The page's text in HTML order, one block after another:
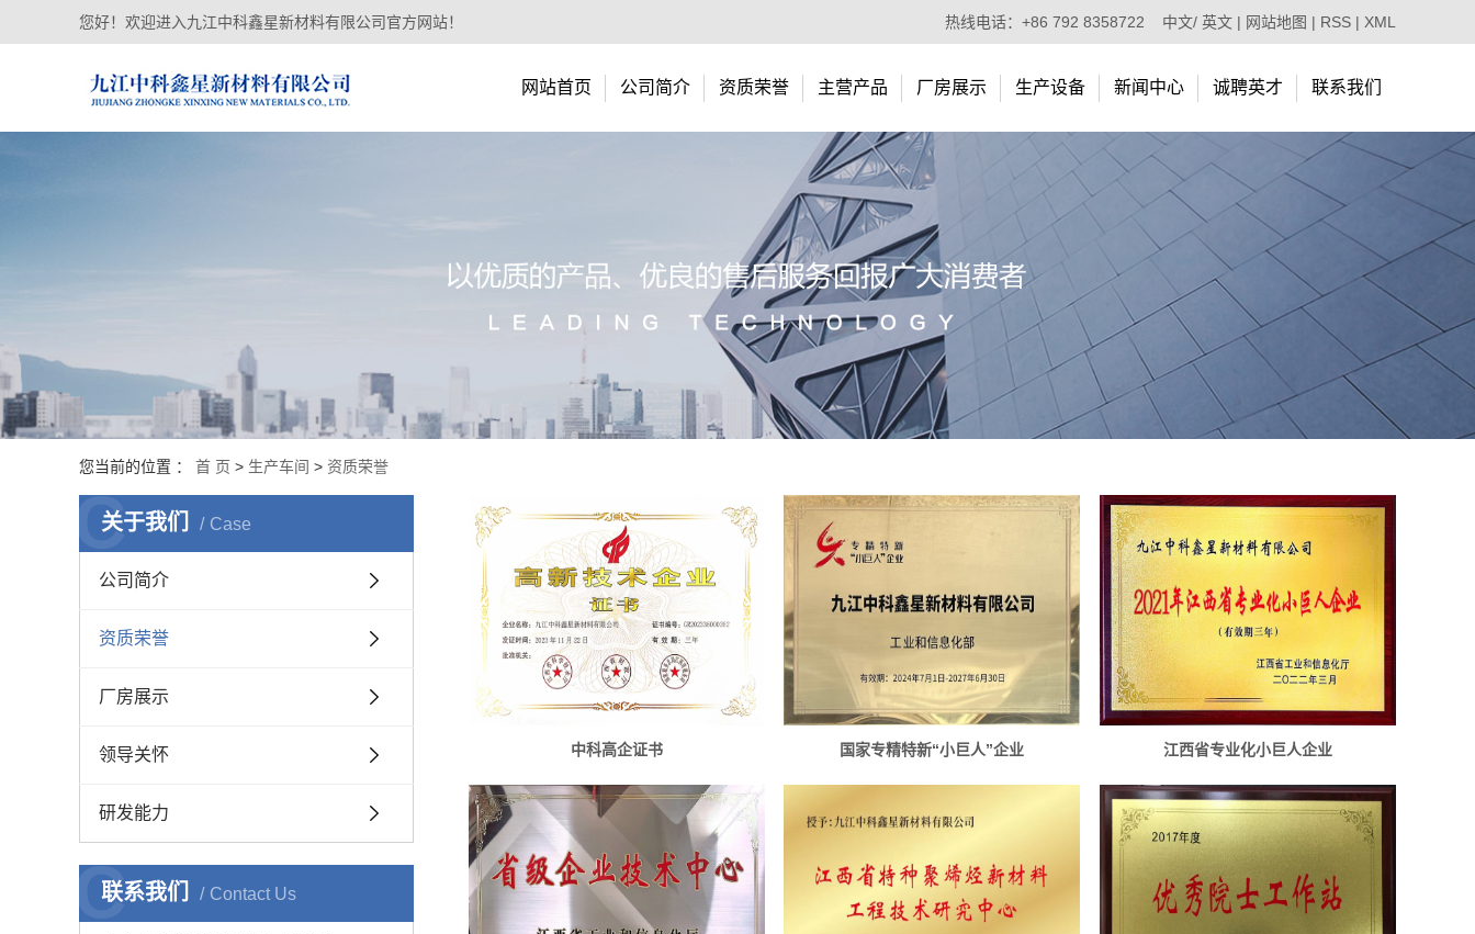
您好！欢迎进入九江中科鑫星新材料有限公司官方网站！ 热线电话：+86 792 8358722 中文/ 英文 | 网站地图 | RSS | XML
网站首页 公司简介 资质荣誉 主营产品
超高分子量聚乙烯纺丝料
超高分子量聚乙烯隔膜过滤料
超高分子量聚乙烯挤出料
超高分子量聚乙烯模压料
厂房展示 生产设备
生产设备
新闻中心
公司新闻
行业资讯
常见问题
诚聘英才 联系我们
联系我们
您当前的位置 ： 首 页 > 生产车间 > 资质荣誉
关于我们 Case
C
公司简介
资质荣誉
厂房展示
领导关怀
研发能力
联系我们 Contact Us
C
中科高企证书 国家专精特新“小巨人”企业 江西省专业化小巨人企业